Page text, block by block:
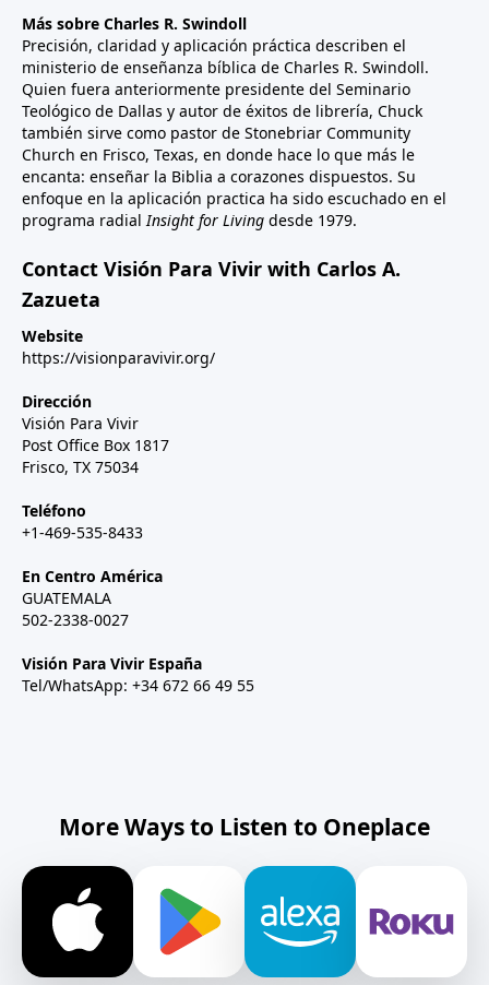
Más sobre Charles R. Swindoll
Precisión, claridad y aplicación práctica describen el
ministerio de enseñanza bíblica de Charles R. Swindoll.
Quien fuera anteriormente presidente del Seminario
Teológico de Dallas y autor de éxitos de librería, Chuck
también sirve como pastor de Stonebriar Community
Church en Frisco, Texas, en donde hace lo que más le
encanta: enseñar la Biblia a corazones dispuestos. Su
enfoque en la aplicación practica ha sido escuchado en el
programa radial Insight for Living desde 1979.
Contact Visión Para Vivir with Carlos A.
Zazueta
Website
https://visionparavivir.org/
Dirección
Visión Para Vivir
Post Office Box 1817
Frisco, TX 75034
Teléfono
+1-469-535-8433
En Centro América
GUATEMALA
502-2338-0027
Visión Para Vivir España
Tel/WhatsApp: +34 672 66 49 55
More Ways to Listen to Oneplace